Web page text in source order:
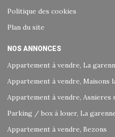
Politique des cookies
Plan du site
NOS ANNONCES
Appartement à vendre, La
Appartement à vendre, Maisons
Appartement à vendre, Asnieres
Parking / box à louer, La
Appartement à vendre, Bezons